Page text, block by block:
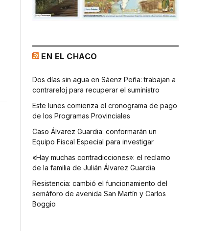
EN EL CHACO
Dos días sin agua en Sáenz Peña: trabajan a
contrareloj para recuperar el suministro
Este lunes comienza el cronograma de pago
de los Programas Provinciales
Caso Álvarez Guardia: conformarán un
Equipo Fiscal Especial para investigar
«Hay muchas contradicciones»: el reclamo
de la familia de Julián Álvarez Guardia
Resistencia: cambió el funcionamiento del
semáforo de avenida San Martín y Carlos
Boggio